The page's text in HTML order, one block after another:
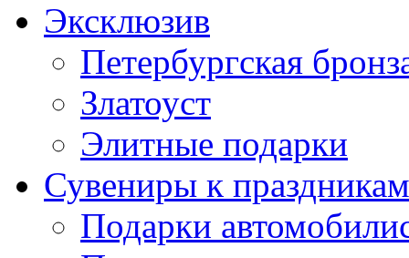
Эксклюзив
Петербургская
Златоуст
Элитные подарки
Сувениры к праздникам
Подарки